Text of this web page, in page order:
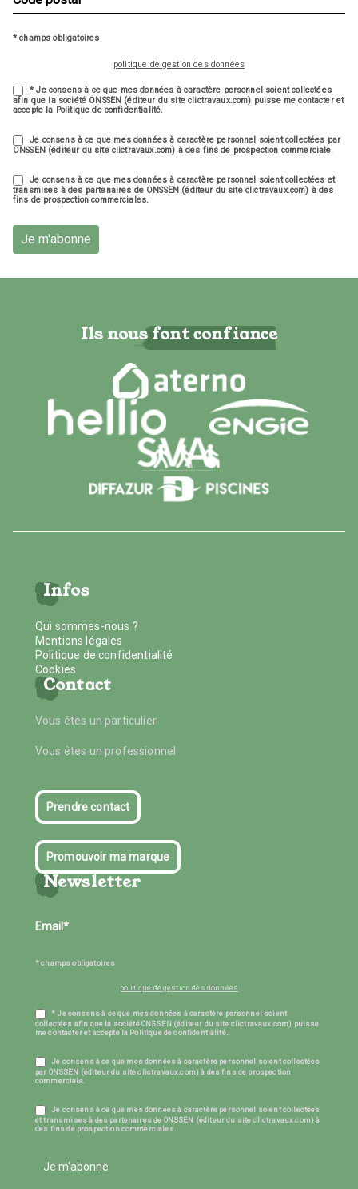
* champs obligatoires
politique de gestion des données
* Je consens à ce que mes données à caractère personnel soient collectées
afin que la société ONSSEN (éditeur du site clictravaux.com) puisse me contacter et
accepte la Politique de confidentialité.
Je consens à ce que mes données à caractère personnel soient collectées par
ONSSEN (éditeur du site clictravaux.com) à des fins de prospection commerciale.
Je consens à ce que mes données à caractère personnel soient collectées et
transmises à des partenaires de ONSSEN (éditeur du site clictravaux.com) à des
fins de prospection commerciales.
Je m'abonne
Ils nous font confiance
Infos
Qui sommes-nous ?
Mentions légales
Politique de confidentialité
Cookies
Contact
Vous êtes un particulier
Vous êtes un professionnel
Prendre contact
Promouvoir ma marque
Newsletter
* champs obligatoires
politique de gestion des données
* Je consens à ce que mes données à caractère personnel soient
collectées afin que la société ONSSEN (éditeur du site clictravaux.com) puisse
me contacter et accepte la Politique de confidentialité.
Je consens à ce que mes données à caractère personnel soient collectées
par ONSSEN (éditeur du site clictravaux.com) à des fins de prospection
commerciale.
Je consens à ce que mes données à caractère personnel soient collectées
et transmises à des partenaires de ONSSEN (éditeur du site clictravaux.com) à
des fins de prospection commerciales.
Je m'abonne